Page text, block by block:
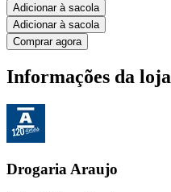
Adicionar à sacola
Adicionar à sacola
Comprar agora
Informações da loja
Drogaria Araujo